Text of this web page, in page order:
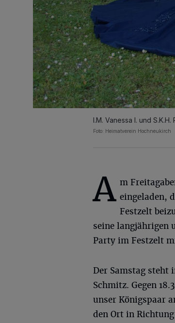
I.M. Vanessa I. und S.K.H.
Foto: Heimatverein Hochneukirch
A m
eingeladen,
Festzelt
seine langjährigen
Party im Festzelt
Der Samstag steht
Schmitz. Gegen
unser Königspaar
den Ort in